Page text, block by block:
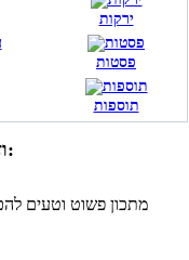
ירקות
פסטות
תוספות
וזה לא הכל... הנה עוד סלט פירות:
מתכון פשוט וטעים